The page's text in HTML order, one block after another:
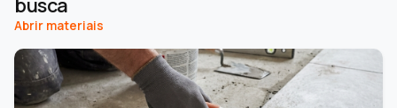
Abrir materiais